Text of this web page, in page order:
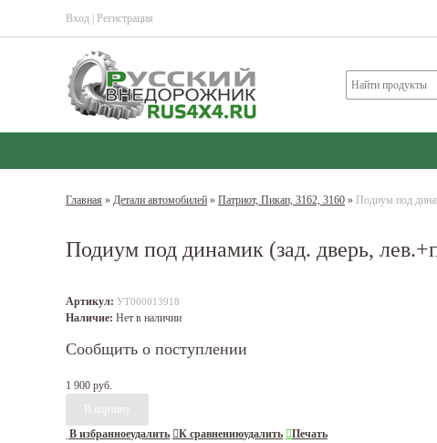
Вход Регистрация
Главная » Детали автомобилей » Патриот, Пикап, 3162, 3160 » Подиум под
Подиум под динамик (зад. дверь,
Артикул: УТ000013918
Наличие: Нет в наличии
Сообщить о поступлении
1 900 руб.
В избранноеудалить К сравнениюудалить
Печать